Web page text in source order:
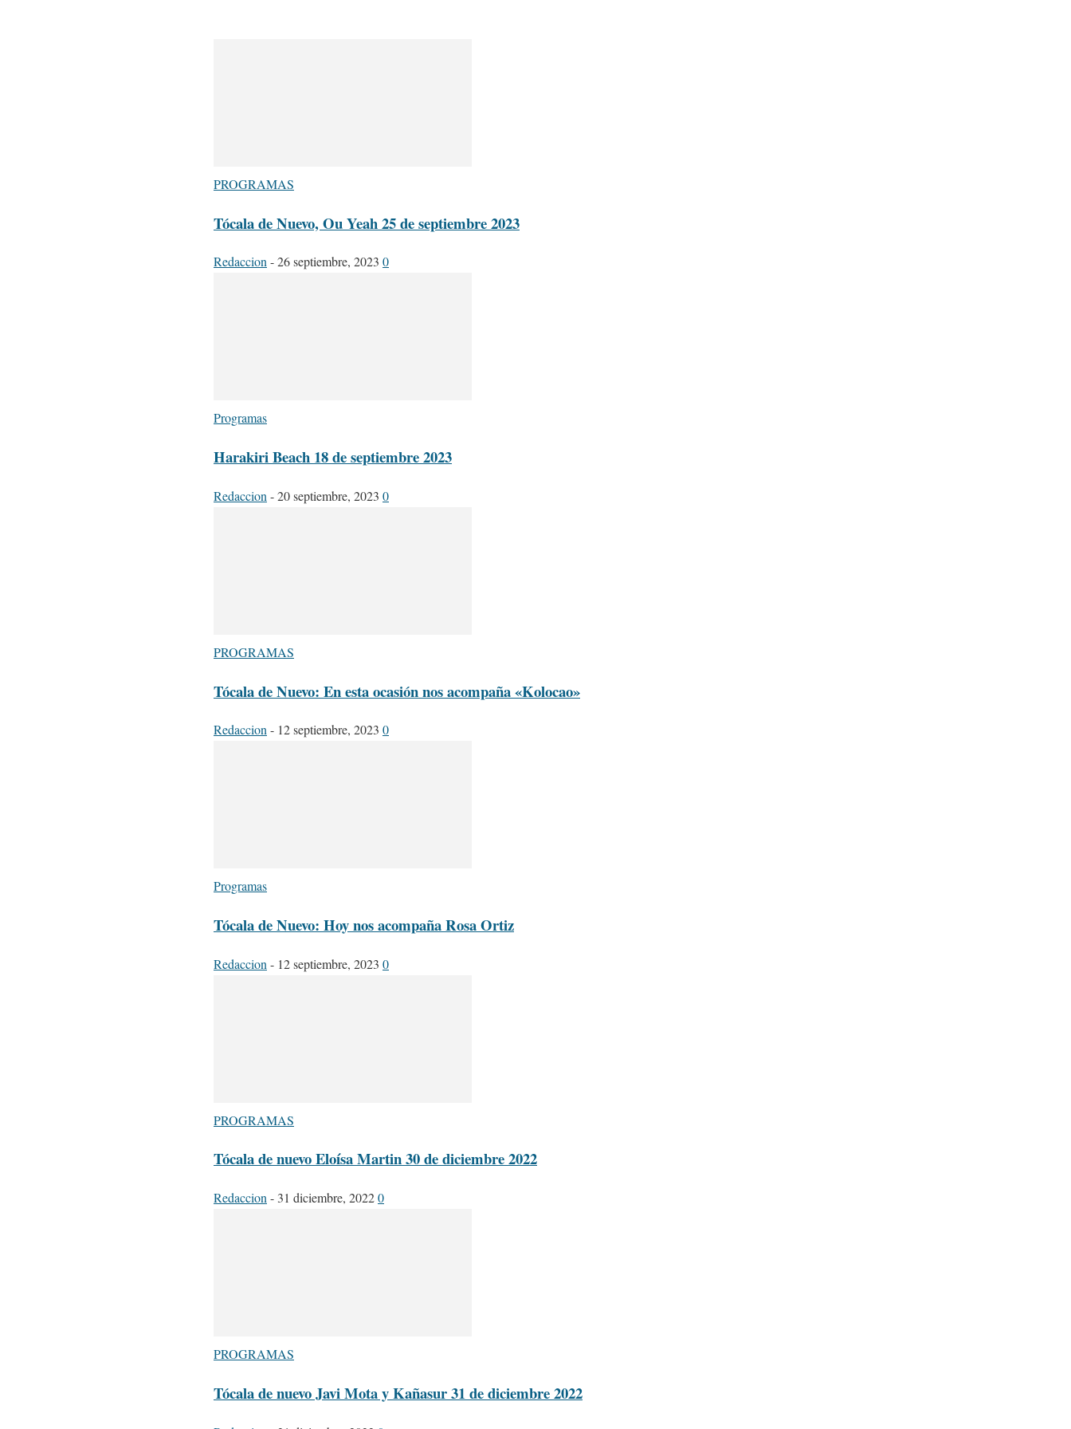
PROGRAMAS
Tócala de Nuevo, Ou Yeah 25 de septiembre 2023
Redaccion-26 septiembre, 2023 0
Programas
Harakiri Beach 18 de septiembre 2023
Redaccion -20 septiembre, 2023 0
PROGRAMAS
Tócala de Nuevo: En esta ocasión nos acompaña «Kolocao»
Redaccion- 12 septiembre, 2023 0
Programas
Tócala de Nuevo: Hoy nos acompaña Rosa Ortiz
Redaccion - 12 septiembre, 2023 0
PROGRAMAS
Tócala de nuevo Eloísa Martin 30 de diciembre 2022
Redaccion - 31 diciembre, 20220
PROGRAMAS
Tócala de nuevo Javi Mota y Kañasur 31 de diciembre 2022